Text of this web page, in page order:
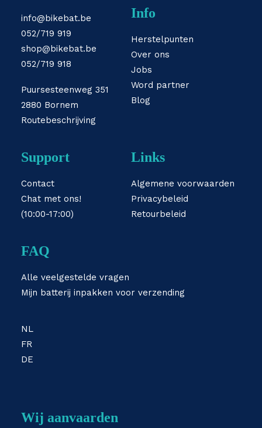
info@bikebat.be
052/719 919
shop@bikebat.be
052/719 918
Puursesteenweg 351
2880 Bornem
Routebeschrijving
Info
Herstelpunten
Over ons
Jobs
Word partner
Blog
Support
Contact
Chat met ons!
(10:00-17:00)
Links
Algemene voorwaarden
Privacybeleid
Retourbeleid
FAQ
Alle veelgestelde vragen
Mijn batterij inpakken voor verzending
NL
FR
DE
Wij aanvaarden